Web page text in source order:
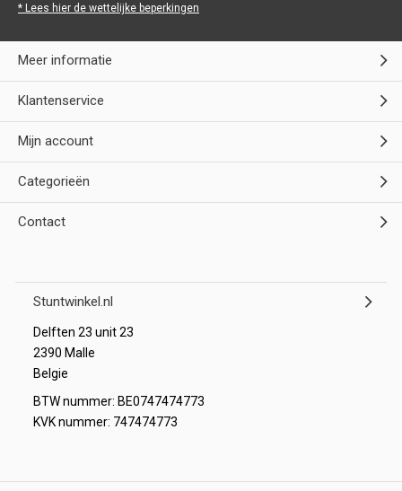
* Lees hier de wettelijke beperkingen
Meer informatie
Klantenservice
Mijn account
Categorieën
Contact
Stuntwinkel.nl
Delften 23 unit 23
2390 Malle
Belgie
BTW nummer: BE0747474773
KVK nummer: 747474773